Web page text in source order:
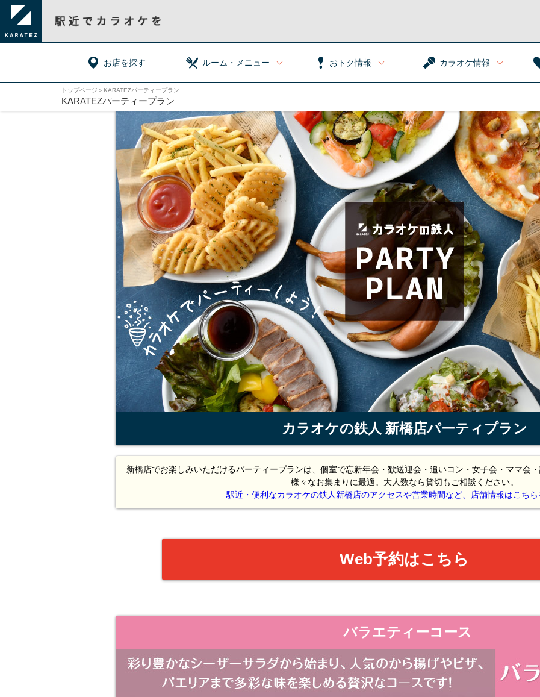
お店を探す ルーム・メニュー おトク情報 カラオケ情報
トップページ ＞ KARATEZパーティープラン
KARATEZパーティープラン
カラオケの鉄人 新橋店パーティプラン
新橋店でお楽しみいただけるパーティープランは、個室で忘新年会・歓送迎会・追いコン・女子会・ママ会
様々なお集まりに最適。大人数なら貸切もご相談ください。
駅近・便利なカラオケの鉄人新橋店のアクセスや営業時間など、店舗情報はこち
Web予約はこちら
バラエティーコース